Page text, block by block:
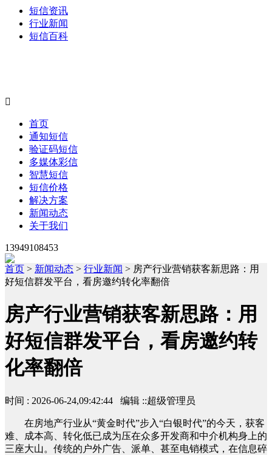
短信资讯
行业新闻
短信百科

首页
通知短信
验证码短信
多媒体彩信
智慧短信
短信价格
解决方案
新闻动态
关于我们
13949108453
首页 > 新闻动态 > 行业新闻 > 房产行业营销获客新思路：用
好短信群发平台，看房邀约转化率翻倍
房产行业营销获客新思路：用
好短信群发平台，看房邀约转
化率翻倍
时间 : 2026-06-24,09:42:44 编辑 ::超级管理员
在房地产行业从“黄金时代”步入“白银时代”的今天，获客
难、成本高、转化低已成为压在众多开发商和中介机构身上的
三座大山。传统的户外广告、派单、甚至电销模式，在信息碎